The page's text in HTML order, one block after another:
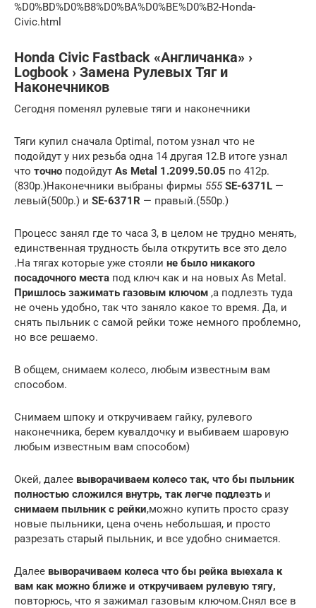
%D0%BD%D0%B8%D0%BA%D0%BE%D0%B2-Honda-
Civic.html
Honda Civic Fastback «Англичанка» ›
Logbook › Замена Рулевых Тяг и
Наконечников
Сегодня поменял рулевые тяги и наконечники
Тяги купил сначала Optimal, потом узнал что не
подойдут у них резьба одна 14 другая 12.В итоге узнал
что точно подойдут As Metal 1.2099.50.05 по 412р.
(830р.)Наконечники выбраны фирмы 555 SE-6371L —
левый(500р.) и SE-6371R — правый.(550р.)
Процесс занял где то часа 3, в целом не трудно менять,
единственная трудность была открутить все это дело
.На тягах которые уже стояли не было никакого
посадочного места под ключ как и на новых As Metal.
Пришлось зажимать газовым ключом ,а подлезть туда
не очень удобно, так что заняло какое то время. Да, и
снять пыльник с самой рейки тоже немного проблемно,
но все решаемо.
В общем, снимаем колесо, любым известным вам
способом.
Снимаем шпоку и откручиваем гайку, рулевого
наконечника, берем кувалдочку и выбиваем шаровую
любым известным вам способом)
Окей, далее выворачиваем колесо так, что бы пыльник
полностью сложился внутрь, так легче подлезть и
снимаем пыльник с рейки,можно купить просто сразу
новые пыльники, цена очень небольшая, и просто
разрезать старый пыльник, и все удобно снимается.
Далее выворачиваем колеса что бы рейка выехала к
вам как можно ближе и откручиваем рулевую тягу,
повторюсь, что я зажимал газовым ключом.Снял все в